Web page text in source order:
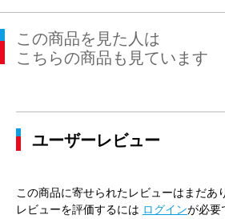
この商品を見た人は
こちらの商品も見ています
ユーザーレビュー
この商品に寄せられたレビューはまだあ
レビューを評価するには ログインが必要